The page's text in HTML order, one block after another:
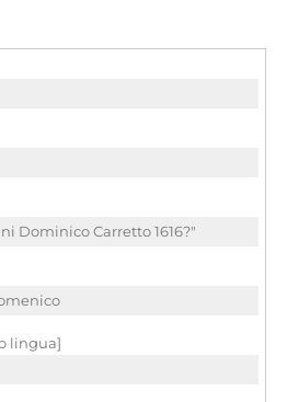
Dominico Carretto 1616?"
lingua]